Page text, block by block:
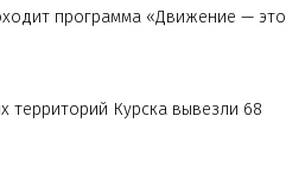
программа «Движение — это
территорий Курска вывезли 68